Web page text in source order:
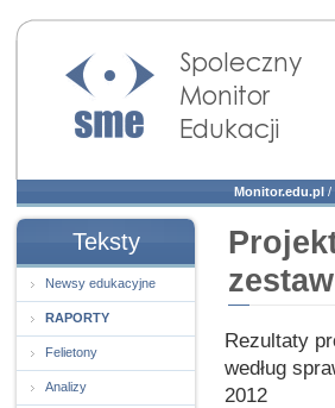
Społeczny Monitor
Edukacji
Monitor.edu.pl /
Teksty
Newsy edukacyjne
RAPORTY
Felietony
Analizy
Rezultaty
według
2012